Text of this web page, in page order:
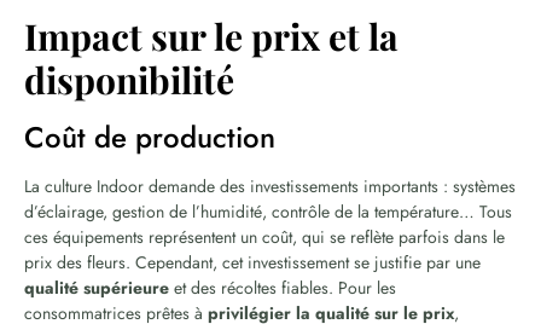
Impact sur le prix et la
disponibilité
Coût de production
La culture Indoor demande des investissements importants : systèmes
d’éclairage, gestion de l’humidité, contrôle de la température… Tous
ces équipements représentent un coût, qui se reflète parfois dans le
prix des fleurs. Cependant, cet investissement se justifie par une
qualité supérieure et des récoltes fiables. Pour les
consommatrices prêtes à privilégier la qualité sur le prix,